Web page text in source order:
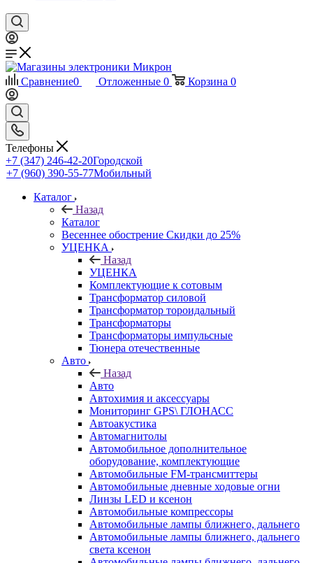
Сравнение0 Отложенные 0 Корзина 0
Телефоны
+7 (347) 246-42-20Городской
+7 (960) 390-55-77Мобильный
Каталог
Назад
Каталог
Весеннее обострение Скидки до 25%
УЦЕНКА
Назад
УЦЕНКА
Комплектующие к сотовым
Трансформатор силовой
Трансформатор тороидальный
Трансформаторы
Трансформаторы импульсные
Тюнера отечественные
Авто
Назад
Авто
Автохимия и аксессуары
Мониторинг GPS\ ГЛОНАСС
Автоакустика
Автомагнитолы
Автомобильное дополнительное
оборудование, комплектующие
Автомобильные FM-трансмиттеры
Автомобильные дневные ходовые огни
Линзы LED и ксенон
Автомобильные компрессоры
Автомобильные лампы ближнего, дальнего
Автомобильные лампы ближнего, дальнего
света ксенон